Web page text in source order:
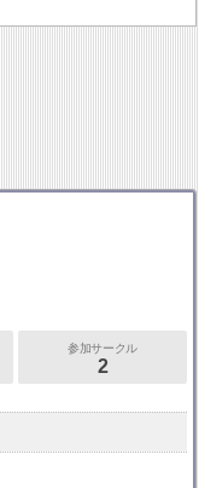
参加サークル
2